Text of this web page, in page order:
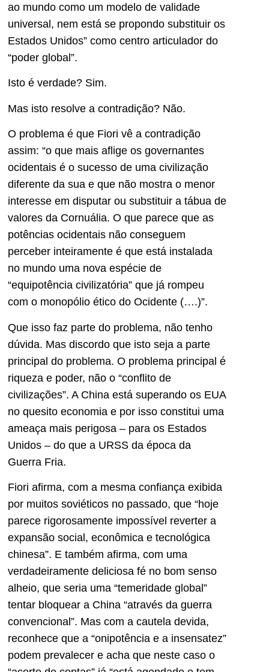
ao mundo como um modelo de validade
universal, nem está se propondo substituir os
Estados Unidos” como centro articulador do
“poder global”.
Isto é verdade? Sim.
Mas isto resolve a contradição? Não.
O problema é que Fiori vê a contradição
assim: “o que mais aflige os governantes
ocidentais é o sucesso de uma civilização
diferente da sua e que não mostra o menor
interesse em disputar ou substituir a tábua de
valores da Cornuália. O que parece que as
potências ocidentais não conseguem
perceber inteiramente é que está instalada
no mundo uma nova espécie de
“equipotência civilizatória” que já rompeu
com o monopólio ético do Ocidente (….)”.
Que isso faz parte do problema, não tenho
dúvida. Mas discordo que isto seja a parte
principal do problema. O problema principal é
riqueza e poder, não o “conflito de
civilizações”. A China está superando os EUA
no quesito economia e por isso constitui uma
ameaça mais perigosa – para os Estados
Unidos – do que a URSS da época da
Guerra Fria.
Fiori afirma, com a mesma confiança exibida
por muitos soviéticos no passado, que “hoje
parece rigorosamente impossível reverter a
expansão social, econômica e tecnológica
chinesa”. E também afirma, com uma
verdadeiramente deliciosa fé no bom senso
alheio, que seria uma “temeridade global”
tentar bloquear a China “através da guerra
convencional”. Mas com a cautela devida,
reconhece que a “onipotência e a insensatez”
podem prevalecer e acha que neste caso o